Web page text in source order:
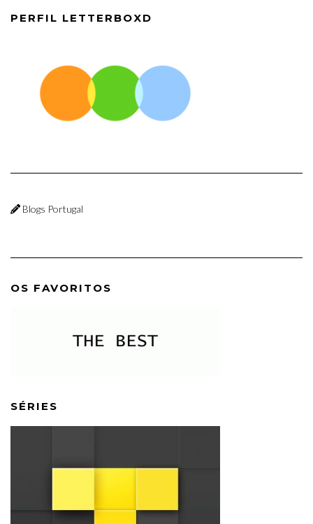
PERFIL LETTERBOXD
Blogs Portugal
OS FAVORITOS
SÉRIES